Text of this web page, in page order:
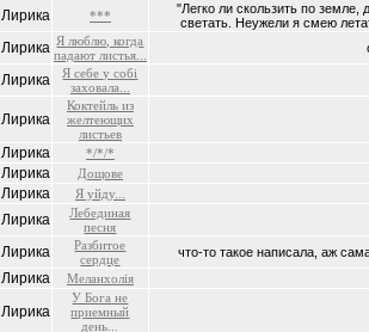
Лирика ***
"Легко ли скользить по земле,
светать. Неужели я смею
Лирика Я люблю, когда
падают листья...
Лирика
Я себе у собі
заховала...
Лирика
Коктейль из
желтеющих
листьев
Лирика */*/*
Лирика Дощове
Лирика Я уйду...
Лирика
Лебединая
песня
Лирика
Разбитое
сердце
что-то такое написала, аж
Лирика Меланхолія
Лирика
У Бога не
приемный
день...